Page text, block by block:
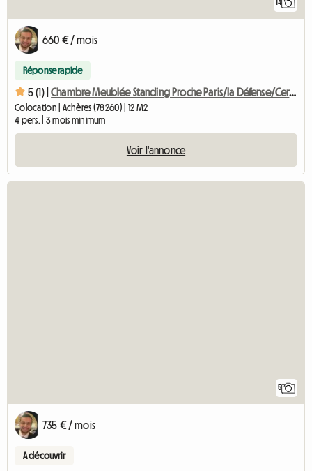
14
660 € / mois
Réponse rapide
5 (1) | Chambre Meublée Standing Proche Paris/la Défense/Cergy
Colocation | Achères (78260) | 12 M2
4 pers. | 3 mois minimum
Voir l'annonce
5
735 € / mois
A découvrir